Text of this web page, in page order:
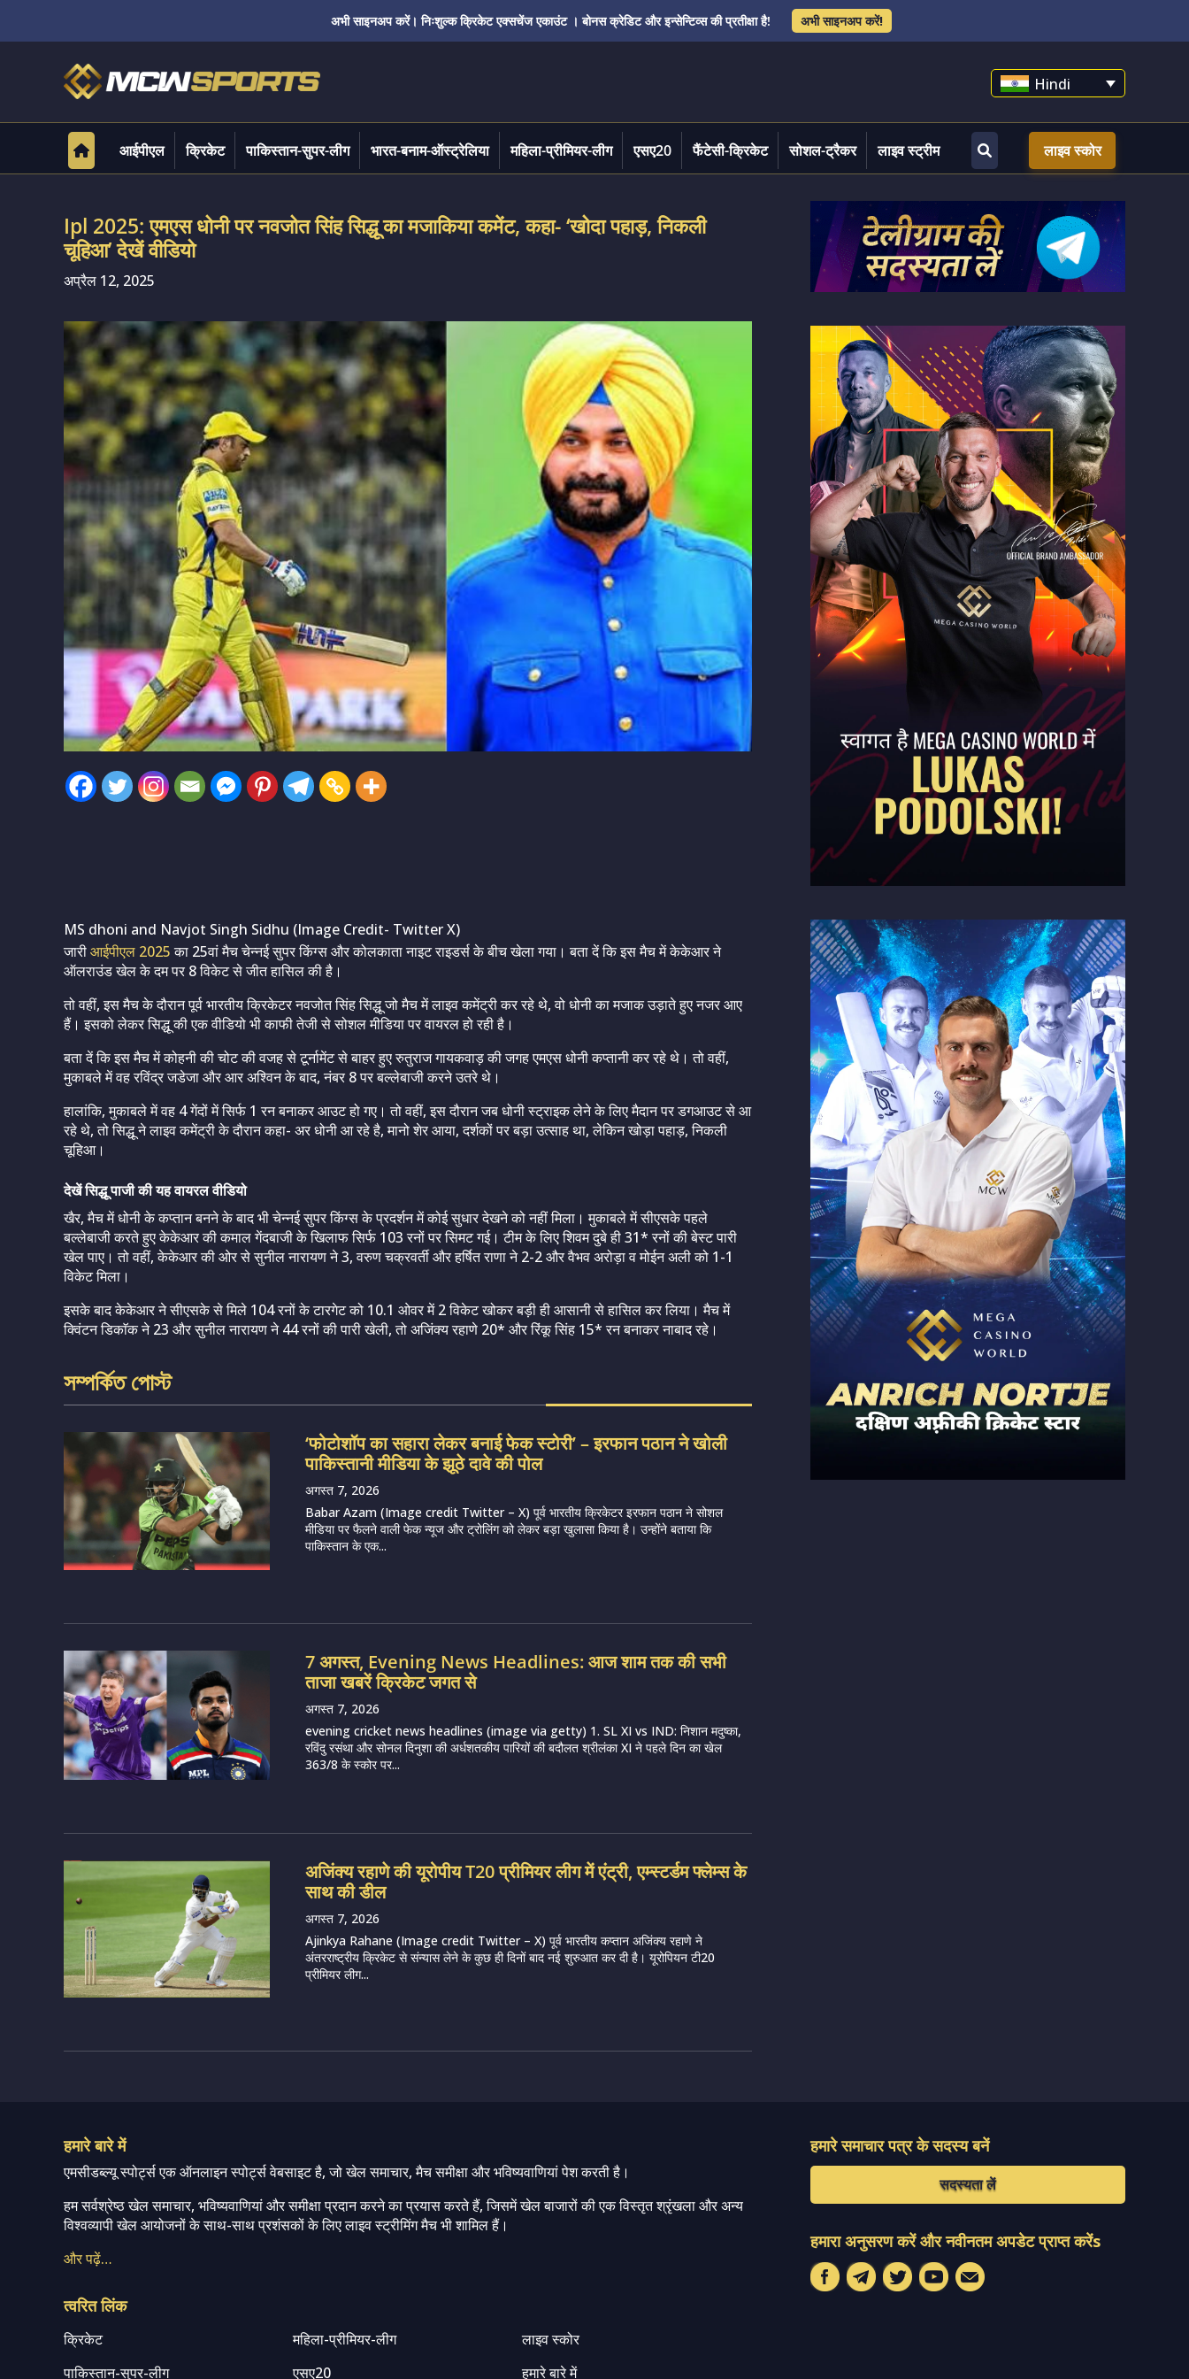
अभी साइनअप करें। निःशुल्क क्रिकेट एक्सचेंज एकाउंट । बोनस क्रेडिट और इन्सेन्टिव्स की प्रतीक्षा है! अभी साइनअप करें!
Hindi
आईपीएल क्रिकेट पाकिस्तान-सुपर-लीग भारत-बनाम-ऑस्ट्रेलिया महिला-प्रीमियर-लीग एसए20 फैंटेसी-क्रिकेट सोशल-ट्रैकर लाइव स्ट्रीम लाइव स्कोर
Ipl 2025: एमएस धोनी पर नवजोत सिंह सिद्धू का मजाकिया कमेंट, कहा- ‘खोदा पहाड़, निकली
चूहिआ’ देखें वीडियो
अप्रैल 12, 2025
MS dhoni and Navjot Singh Sidhu (Image Credit- Twitter X)
जारीआईपीएल 2025का 25वां मैच चेन्नई सुपर किंग्स और कोलकाता नाइट राइडर्स के बीच खेला गया। बता दें कि इस मैच में केकेआर ने
ऑलराउंड खेल के दम पर 8 विकेट से जीत हासिल की है।
तो वहीं, इस मैच के दौरान पूर्व भारतीय क्रिकेटर नवजोत सिंह सिद्धू जो मैच में लाइव कमेंट्री कर रहे थे, वो धोनी का मजाक उड़ाते हुए नजर आए
हैं। इसको लेकर सिद्धू की एक वीडियो भी काफी तेजी से सोशल मीडिया पर वायरल हो रही है।
बता दें कि इस मैच में कोहनी की चोट की वजह से टूर्नामेंट से बाहर हुए रुतुराज गायकवाड़ की जगह एमएस धोनी कप्तानी कर रहे थे। तो वहीं,
मुकाबले में वह रविंद्र जडेजा और आर अश्विन के बाद, नंबर 8 पर बल्लेबाजी करने उतरे थे।
हालांकि, मुकाबले में वह 4 गेंदों में सिर्फ 1 रन बनाकर आउट हो गए। तो वहीं, इस दौरान जब धोनी स्ट्राइक लेने के लिए मैदान पर डगआउट से आ
रहे थे, तो सिद्धू ने लाइव कमेंट्री के दौरान कहा- अर धोनी आ रहे है, मानो शेर आया, दर्शकों पर बड़ा उत्साह था, लेकिन खोड़ा पहाड़, निकली
चूहिआ।
देखें सिद्धू पाजी की यह वायरल वीडियो
खैर, मैच में धोनी के कप्तान बनने के बाद भी चेन्नई सुपर किंग्स के प्रदर्शन में कोई सुधार देखने को नहीं मिला। मुकाबले में सीएसके पहले
बल्लेबाजी करते हुए केकेआर की कमाल गेंदबाजी के खिलाफ सिर्फ 103 रनों पर सिमट गई। टीम के लिए शिवम दुबे ही 31* रनों की बेस्ट पारी
खेल पाए। तो वहीं, केकेआर की ओर से सुनील नारायण ने 3, वरुण चक्रवर्ती और हर्षित राणा ने 2-2 और वैभव अरोड़ा व मोईन अली को 1-1
विकेट मिला।
इसके बाद केकेआर ने सीएसके से मिले 104 रनों के टारगेट को 10.1 ओवर में 2 विकेट खोकर बड़ी ही आसानी से हासिल कर लिया। मैच में
क्विंटन डिकाॅक ने 23 और सुनील नारायण ने 44 रनों की पारी खेली, तो अजिंक्य रहाणे 20* और रिंकू सिंह 15* रन बनाकर नाबाद रहे।
সম্পর্কিত পোস্ট
‘फोटोशॉप का सहारा लेकर बनाई फेक स्टोरी’ – इरफान पठान ने खोली
पाकिस्तानी मीडिया के झूठे दावे की पोल
अगस्त 7, 2026
Babar Azam (Image credit Twitter – X) पूर्व भारतीय क्रिकेटर इरफान पठान ने सोशल
मीडिया पर फैलने वाली फेक न्यूज और ट्रोलिंग को लेकर बड़ा खुलासा किया है। उन्होंने बताया कि
पाकिस्तान के एक...
7 अगस्त, Evening News Headlines: आज शाम तक की सभी
ताजा खबरें क्रिकेट जगत से
अगस्त 7, 2026
evening cricket news headlines (image via getty) 1. SL XI vs IND: निशान मदुष्का,
रविंदु रसंथा और सोनल दिनुशा की अर्धशतकीय पारियों की बदौलत श्रीलंका XI ने पहले दिन का खेल
363/8 के स्कोर पर...
अजिंक्य रहाणे की यूरोपीय T20 प्रीमियर लीग में एंट्री, एम्स्टर्डम फ्लेम्स के
साथ की डील
अगस्त 7, 2026
Ajinkya Rahane (Image credit Twitter – X) पूर्व भारतीय कप्तान अजिंक्य रहाणे ने
अंतरराष्ट्रीय क्रिकेट से संन्यास लेने के कुछ ही दिनों बाद नई शुरुआत कर दी है। यूरोपियन टी20
प्रीमियर लीग...
हमारे बारे में
एमसीडब्ल्यू स्पोर्ट्स एक ऑनलाइन स्पोर्ट्स वेबसाइट है, जो खेल समाचार, मैच समीक्षा और भविष्यवाणियां पेश करती है।
हम सर्वश्रेष्ठ खेल समाचार, भविष्यवाणियां और समीक्षा प्रदान करने का प्रयास करते हैं, जिसमें खेल बाजारों की एक विस्तृत श्रृंखला और अन्य
विश्वव्यापी खेल आयोजनों के साथ-साथ प्रशंसकों के लिए लाइव स्ट्रीमिंग मैच भी शामिल हैं।
और पढ़ें…
त्वरित लिंक
क्रिकेट महिला-प्रीमियर-लीग
लाइव स्कोर
पाकिस्तान-सुपर-लीग
एसए20 हमारे बारे में
हमारे समाचार पत्र के सदस्य बनें
सदस्यता लें
हमारा अनुसरण करें और नवीनतम अपडेट प्राप्त करेंs